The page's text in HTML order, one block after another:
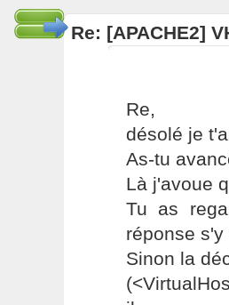
Re: [APACHE2]
Re,
désolé je
As-tu
Là j'avoue
Tu as
réponse
Sinon la